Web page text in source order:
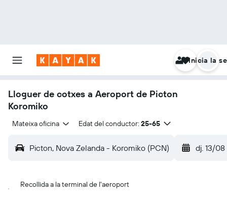
Inicia la
Lloguer de cotxes a Aeroport de Picton
Koromiko
Mateixa oficina Edat del conductor: 25-65
Picton, Nova Zelanda - Koromiko (PCN) dj. 13/08
Recollida a la terminal de l'aeroport